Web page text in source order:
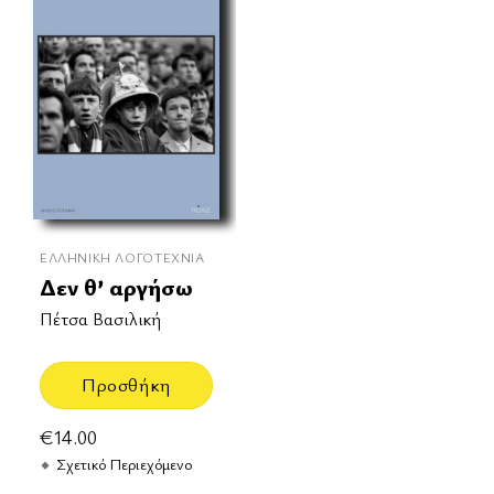
ΕΛΛΗΝΙΚΉ ΛΟΓΟΤΕΧΝΊΑ
Δεν θ’ αργήσω
Πέτσα Βασιλική
Προσθήκη
€14.00
Σχετικό Περιεχόμενο